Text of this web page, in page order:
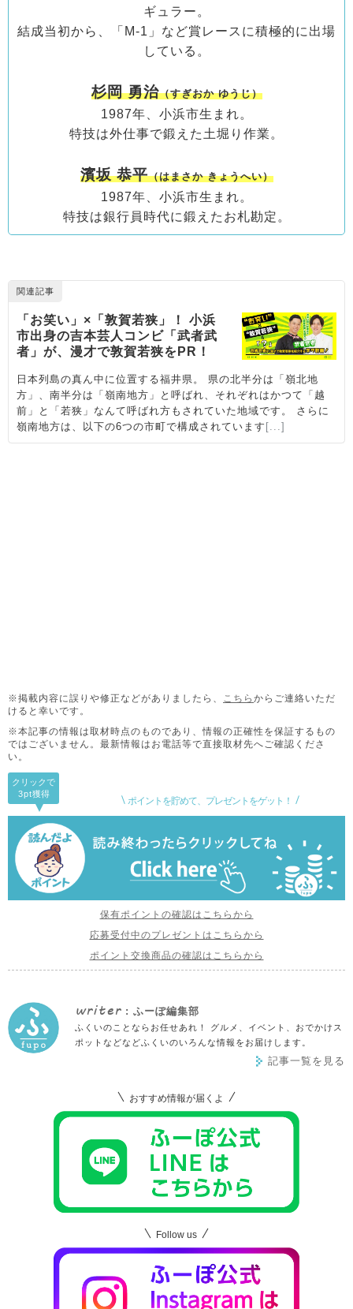
ギュラー。
結成当初から、「M-1」など賞レースに積極的に出場
している。
杉岡 勇治（すぎおか ゆうじ）
1987年、小浜市生まれ。
特技は外仕事で鍛えた土堀り作業。
濱坂 恭平（はまさか きょうへい）
1987年、小浜市生まれ。
特技は銀行員時代に鍛えたお札勘定。
※掲載内容に誤りや修正などがありましたら、 こちら からご連絡いただ
けると幸いです。
※本記事の情報は取材時点のものであり、情報の正確性を保証するもの
ではございません。 最新情報はお電話等で直接取材先へご確認くださ
い。
ポイントを貯めて、プレゼントをゲット！
クリックで
3pt獲得
保有ポイントの確認はこちらから
応募受付中のプレゼントはこちらから
ポイント交換商品の確認はこちらから
writer : ふーぽ編集部
ふくいのことならお任せあれ！ グルメ、イベント、おでかけス
ポットなどなどふくいのいろんな情報をお届けします。
記事一覧を見る
おすすめ情報が届くよ
Follow us